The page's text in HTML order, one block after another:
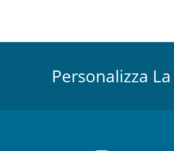
Personalizza